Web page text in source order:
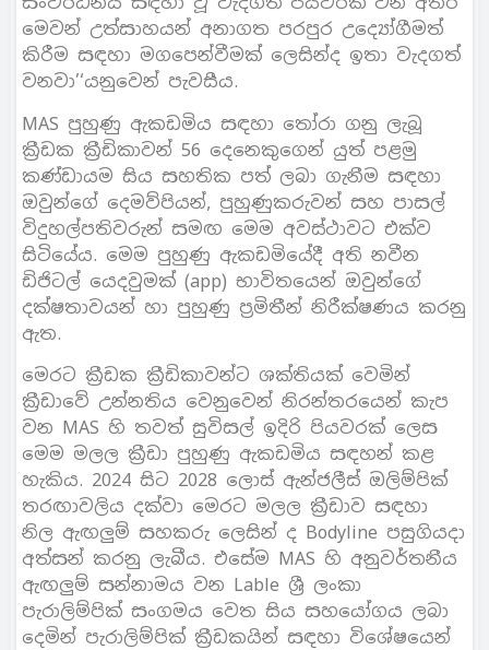
මෙවන් උත්සාහයන් අනාගත පරපුර උද්‍යෝගීමත්
කිරීම සඳහා මගපෙන්වීමක් ලෙසින්ද ඉතා වැදගත්
වනවා’‘යනුවෙන් පැවසීය.
MAS පුහුණු ඇකඩමිය සඳහා තෝරා ගනු ලැබූ
ක්‍රීඩක ක්‍රීඩිකාවන් 56 දෙනෙකුගෙන් යුත් පළමු
කණ්ඩායම සිය සහතික පත් ලබා ගැනීම සඳහා
ඔවුන්ගේ දෙමව්පියන්, පුහුණුකරුවන් සහ පාසල්
විදුහල්පතිවරුන් සමඟ මෙම අවස්ථාවට එක්ව
සිටියේය. මෙම පුහුණු ඇකඩමියේදී අති නවීන
ඩිජිටල් යෙදවුමක් (app) භාවිතයෙන් ඔවුන්ගේ
දක්ෂතාවයන් හා පුහුණු ප්‍රමිතීන් නිරීක්ෂණය කරනු
ඇත.
මෙරට ක්‍රීඩක ක්‍රීඩිකාවන්ට ශක්තියක් වෙමින්
ක්‍රීඩාවේ උන්නතිය වෙනුවෙන් නිරන්තරයෙන් කැප
වන MAS හි තවත් සුවිසල් ඉදිරි පියවරක් ලෙස
මෙම මලල ක්‍රීඩා පුහුණු ඇකඩමිය සඳහන් කළ
හැකිය. 2024 සිට 2028 ලොස් ඇන්ජලීස් ඔලිම්පික්
තරඟාවලිය දක්වා මෙරට මලල ක්‍රීඩාව සඳහා
නිල ඇඟලුම් සහකරු ලෙසින් ද Bodyline පසුගියදා
අත්සන් කරනු ලැබීය. එසේම MAS හි අනුවර්තනීය
ඇඟලුම් සන්නාමය වන Lable ශ්‍රී ලංකා
පැරාලිම්පික් සංගමය වෙත සිය සහයෝගය ලබා
දෙමින් පැරාලිම්පික් ක්‍රීඩකයින් සඳහා විශේෂයෙන්